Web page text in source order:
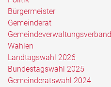
Bürgermeister
Gemeinderat
Gemeindeverwaltungsverband
Wahlen
Landtagswahl 2026
Bundestagswahl 2025
Gemeinderatswahl 2024